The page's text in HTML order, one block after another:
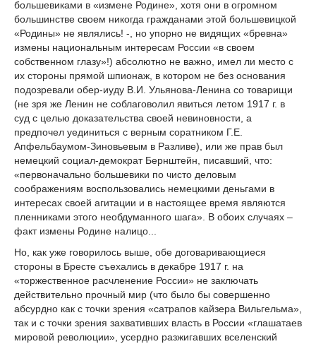
большевиками в «измене Родине», хотя они в огромном
большинстве своем никогда гражданами этой большевицкой
«Родины» не являлись! -, но упорно не видящих «бревна»
измены национальным интересам России «в своем
собственном глазу»!) абсолютно не важно, имел ли место с
их стороны прямой шпионаж, в котором не без основания
подозревали обер-иуду В.И. Ульянова-Ленина со товарищи
(не зря же Ленин не соблаговолил явиться летом 1917 г. в
суд с целью доказательства своей невиновности, а
предпочел уединиться с верным соратником Г.Е.
Апфельбаумом-Зиновьевым в Разливе), или же прав был
немецкий социал-демократ Бернштейн, писавший, что:
«первоначально большевики по чисто деловым
соображениям воспользовались немецкими деньгами в
интересах своей агитации и в настоящее время являются
пленниками этого необдуманного шага». В обоих случаях –
факт измены Родине налицо...
Но, как уже говорилось выше, обе договаривающиеся
стороны в Бресте съехались в декабре 1917 г. на
«торжественное расчленение России» не заключать
действительно прочный мир (что было бы совершенно
абсурдно как с точки зрения «сатрапов кайзера Вильгельма»,
так и с точки зрения захвативших власть в России «глашатаев
мировой революции», усердно разжигавших вселенский